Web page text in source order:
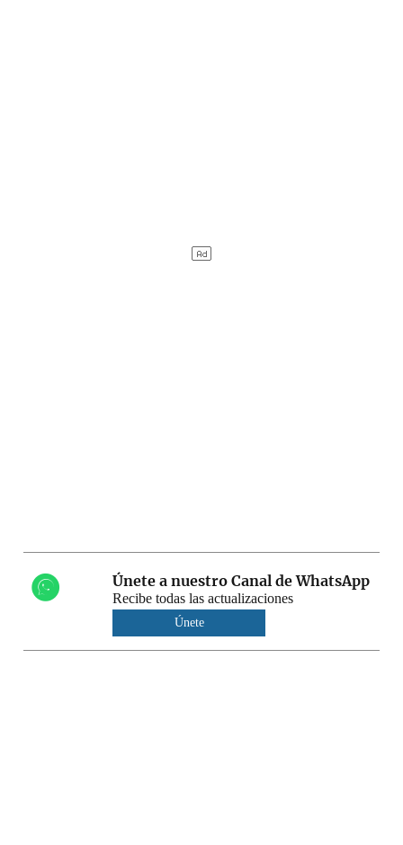
Únete a nuestro Canal de WhatsApp
Recibe todas las actualizaciones
Únete